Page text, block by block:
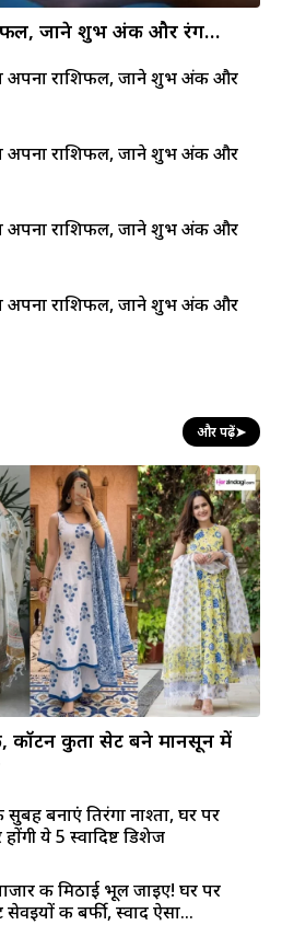
जाने शुभ अंक और रंग…
राशिफल, जाने शुभ अंक और
राशिफल, जाने शुभ अंक और
राशिफल, जाने शुभ अंक और
राशिफल, जाने शुभ अंक और
और पढ़ें➤
कुर्ता सेट बने मानसून में
सुबह बनाएं तिरंगा नाश्ता, घर पर
ये 5 स्वादिष्ट डिशेज
की मिठाई भूल जाइए! घर पर
की बर्फी, स्वाद ऐसा...